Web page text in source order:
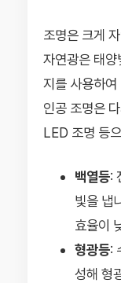
조명은 크게
자연광은 태
지를 사용하
인공 조명은
LED 조명 등
백열등:
빛을 냅
효율이
형광등:
성해 형